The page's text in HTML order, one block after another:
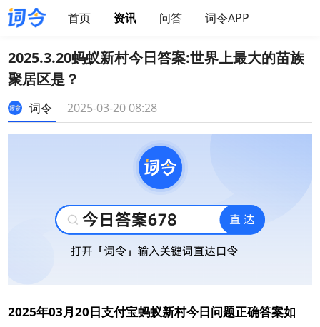
首页 资讯 问答 词令APP
2025.3.20蚂蚁新村今日答案:世界上最大的苗族
聚居区是？
词令 2025-03-20 08:28
2025年03月20日支付宝蚂蚁新村今日问题正确答案如